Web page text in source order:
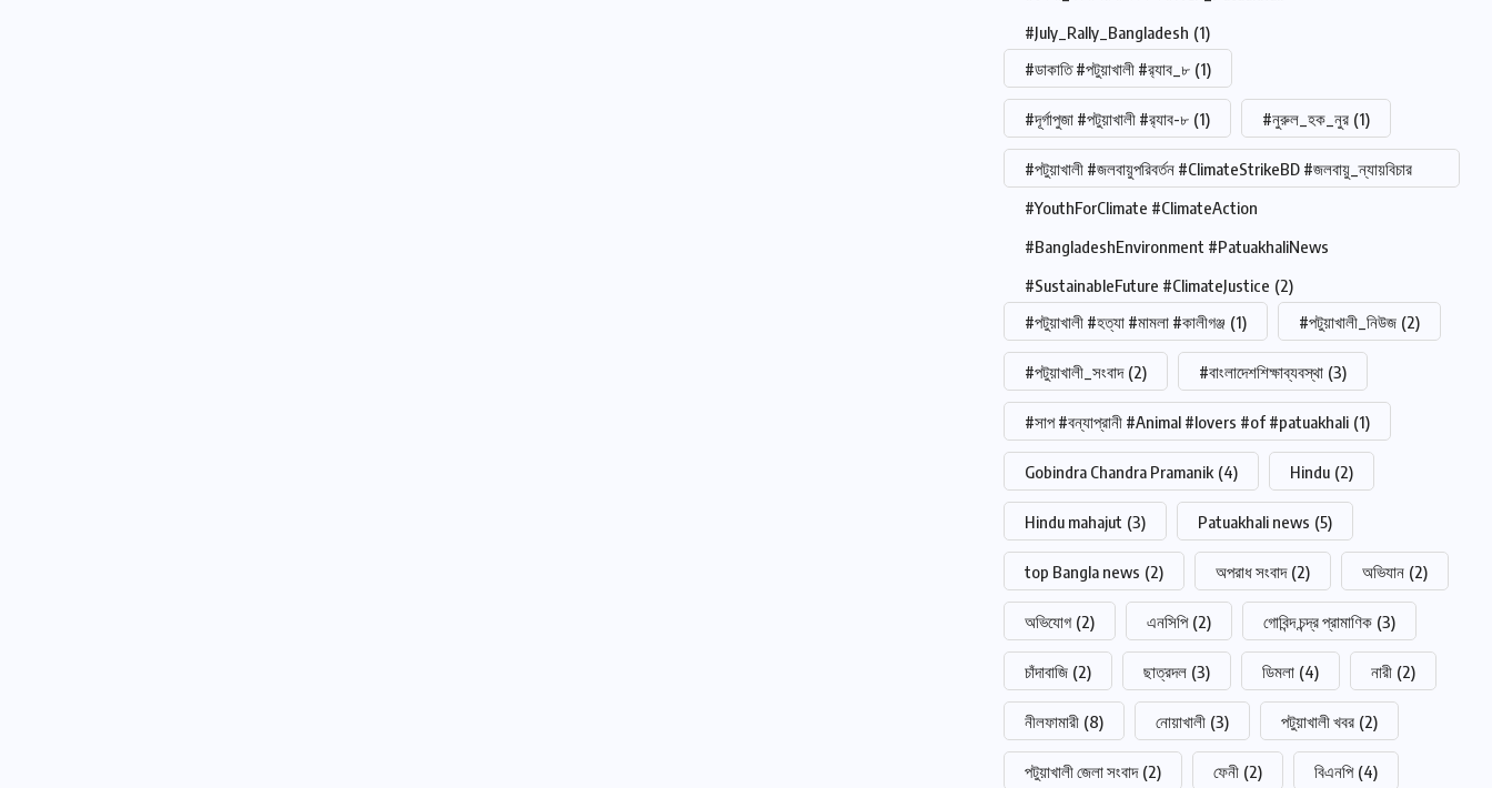
#July_Rally_Bangladesh (1)
#ডাকাতি #পটুয়াখালী #র‍্যাব_৮ (1)
#দূর্গাপুজা #পটুয়াখালী #র‍্যাব-৮ (1) #নুরুল_হক_নুর (1)
#পটুয়াখালী #জলবায়ুপরিবর্তন #ClimateStrikeBD #জলবায়ু_ন্যায়বিচার
#YouthForClimate #ClimateAction
#BangladeshEnvironment #PatuakhaliNews
#SustainableFuture #ClimateJustice (2)
#পটুয়াখালী #হত্যা #মামলা #কালীগঞ্জ (1) #পটুয়াখালী_নিউজ (2)
#পটুয়াখালী_সংবাদ (2) #বাংলাদেশশিক্ষাব্যবস্থা (3)
#সাপ #বন্যাপ্রানী #Animal #lovers #of #patuakhali (1)
Gobindra Chandra Pramanik (4) Hindu (2)
Hindu mahajut (3) Patuakhali news (5)
top Bangla news (2) অপরাধ সংবাদ (2) অভিযান (2)
অভিযোগ (2) এনসিপি (2) গোবিন্দ চন্দ্র প্রামাণিক (3)
চাঁদাবাজি (2) ছাত্রদল (3) ডিমলা (4) নারী (2)
নীলফামারী (8) নোয়াখালী (3) পটুয়াখালী খবর (2)
পটুয়াখালী জেলা সংবাদ (2) ফেনী (2) বিএনপি (4)